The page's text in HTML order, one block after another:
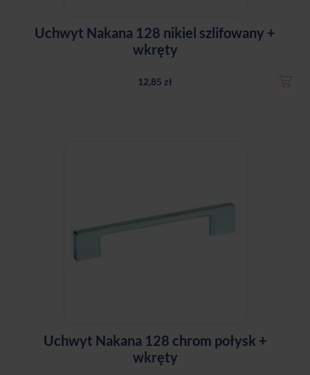
Uchwyt Nakana 128 nikiel szlifowany +
wkręty
12,85 zł
Uchwyt Nakana 128 chrom połysk +
wkręty